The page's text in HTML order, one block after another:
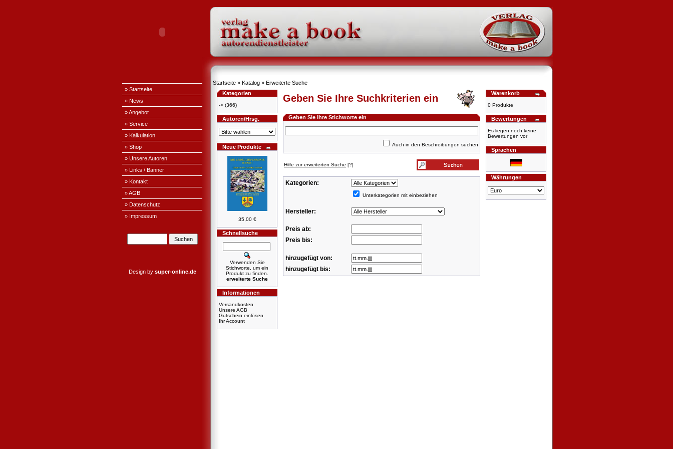
» Startseite
» News
» Angebot
» Service
» Kalkulation
» Shop
» Unsere Autoren
» Links / Banner
» Kontakt
» AGB
» Datenschutz
» Impressum
Design by super-online.de
Startseite » Katalog » Erweiterte Suche
Kategorien
-> (366)
Autoren/Hrsg.
Neue Produkte
35,00 €
Schnellsuche
Verwenden Sie
Stichworte, um ein
Produkt zu finden.
erweiterte Suche
Informationen
Versandkosten
Unsere AGB
Gutschein einlösen
Ihr Account
Geben Sie Ihre Suchkriterien ein
Geben Sie Ihre Stichworte ein
Auch in den Beschreibungen suchen
Hilfe zur erweiterten Suche [?]
Kategorien:
Unterkategorien mit einbeziehen
Hersteller:
Preis ab:
Preis bis:
hinzugefügt von:
hinzugefügt bis:
Warenkorb
0 Produkte
Bewertungen
Es liegen noch keine
Bewertungen vor
Sprachen
Währungen